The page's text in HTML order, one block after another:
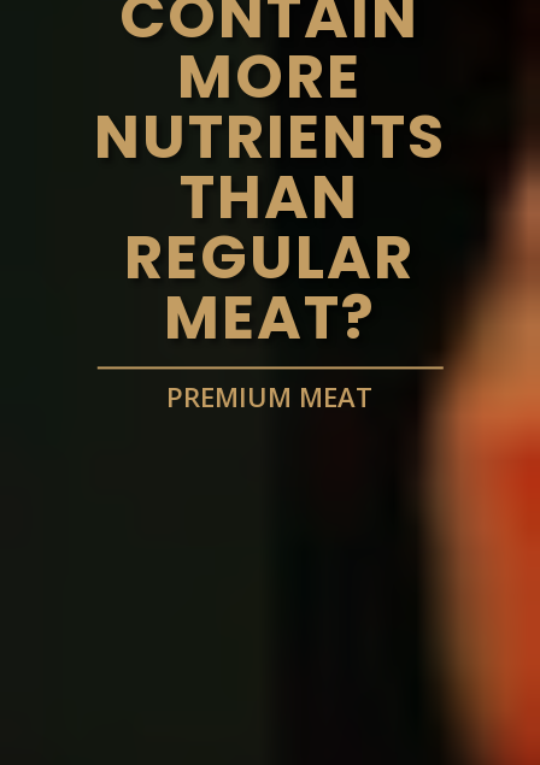
CONTAIN
MORE
NUTRIENTS
THAN
REGULAR
MEAT?
PREMIUM MEAT